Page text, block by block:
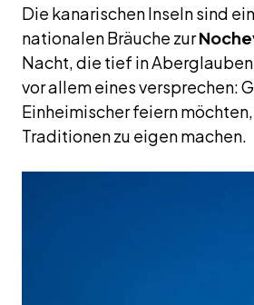
Die kanarischen Inseln sind
nationalen Bräuche zur
Nacht, die tief in
vor allem eines versprechen:
Einheimischer feiern
Traditionen zu eigen machen.